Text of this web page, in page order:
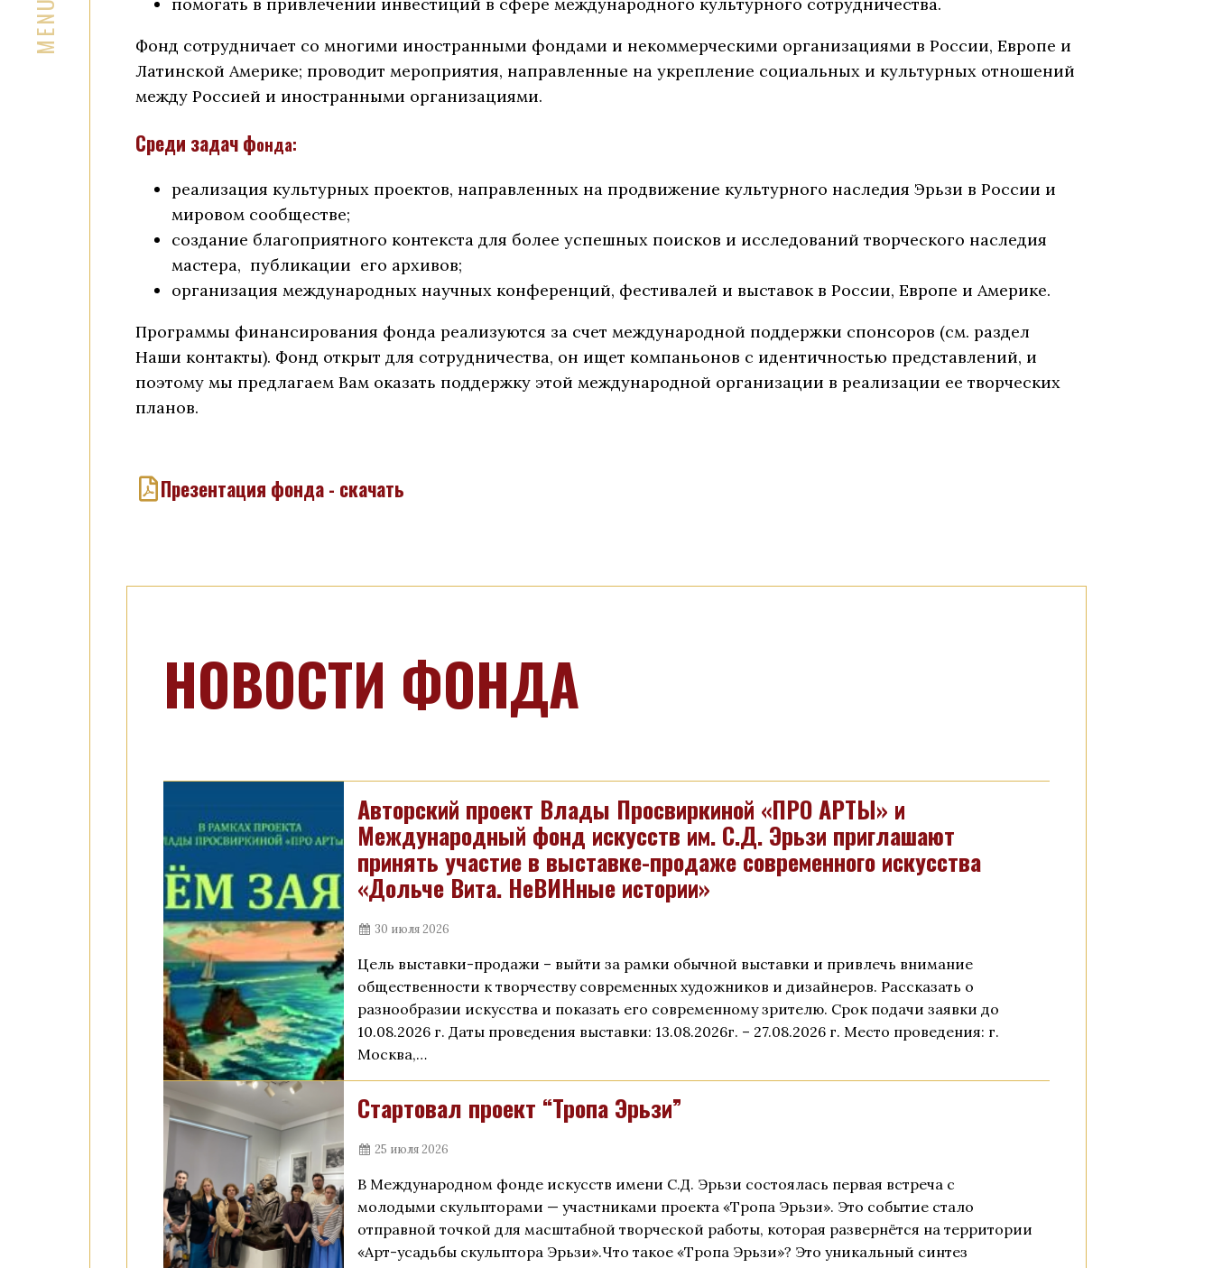
Фонд сотрудничает со многими иностранными фондами и некоммерческими организациями в России, Европе и
Латинской Америке; проводит мероприятия, направленные на укрепление социальных и культурных отношений
между Россией и иностранными организациями.
Среди задач фонда:
реализация культурных проектов, направленных на продвижение культурного наследия Эрьзи в России и
мировом сообществе;
создание благоприятного контекста для более успешных поисков и исследований творческого наследия
мастера, публикации его архивов;
организация международных научных конференций, фестивалей и выставок в России, Европе и Америке.
Программы финансирования фонда реализуются за счет международной поддержки спонсоров (см. раздел
Наши контакты). Фонд открыт для сотрудничества, он ищет компаньонов с идентичностью представлений, и
поэтому мы предлагаем Вам оказать поддержку этой международной организации в реализации ее творческих
планов.
Презентация фонда - скачать
НОВОСТИ ФОНДА
Авторский проект Влады Просвиркиной «ПРО АРТЫ» и
Международный фонд искусств им. С.Д. Эрьзи приглашают
принять участие в выставке-продаже современного искусства
«Дольче Вита. НеВИНные истории»
30 июля 2026
Цель выставки-продажи – выйти за рамки обычной выставки и привлечь внимание
общественности к творчеству современных художников и дизайнеров. Рассказать о
разнообразии искусства и показать его современному зрителю. Срок подачи заявки до
10.08.2026 г. Даты проведения выставки: 13.08.2026г. – 27.08.2026 г. Место проведения: г.
Москва,…
Стартовал проект “Тропа Эрьзи”
25 июля 2026
В Международном фонде искусств имени С.Д. Эрьзи состоялась первая встреча с
молодыми скульпторами — участниками проекта «Тропа Эрьзи». Это событие стало
отправной точкой для масштабной творческой работы, которая развернётся на территории
«Арт-усадьбы скульптора Эрьзи».Что такое «Тропа Эрьзи»? Это уникальный синтез